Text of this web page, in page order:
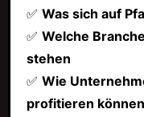
✅ Was sich auf
✅ Welche
stehen
✅ Wie
profitieren können